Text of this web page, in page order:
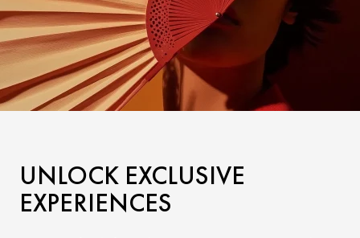
UNLOCK EXCLUSIVE
EXPERIENCES